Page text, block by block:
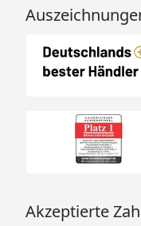
Akzeptierte